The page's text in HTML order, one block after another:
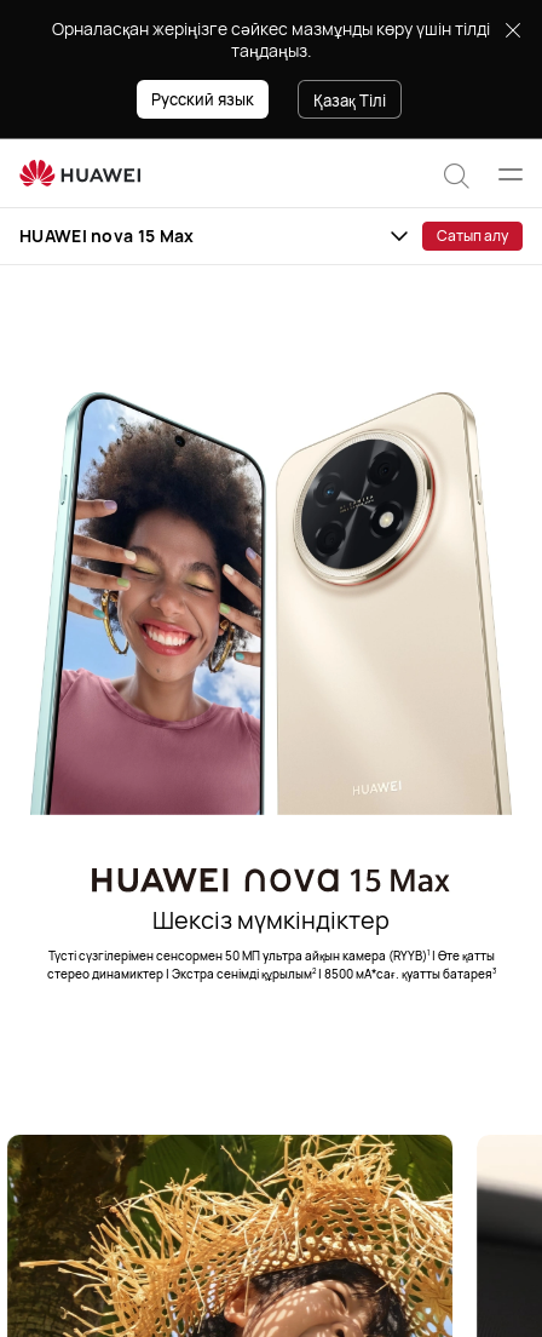
Орналасқан жеріңізге сәйкес мазмұнды көру үшін тілді
таңдаңыз.
Қазақ Тілі
Русский язык
Сайташу
HUAWEI nova 15 Max Сатып алу
Шексіз мүмкіндіктер
Түсті сүзгілерімен сенсормен 50 МП ультра айқын камера (RYYB)⁠1| Өте қатты
стерео динамиктер | Экстра сенімді құрылым⁠2| 8500⁠ мА*сағ. қуатты батарея⁠3